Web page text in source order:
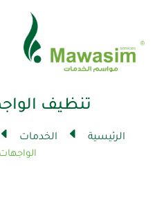
تنظيف
الرئيسية الخدمات